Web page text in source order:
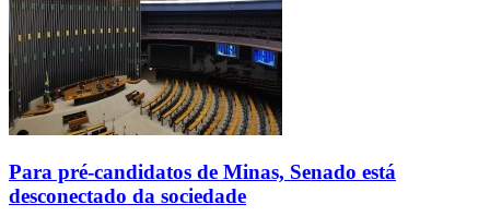
Para pré-candidatos de Minas, Senado está
desconectado da sociedade